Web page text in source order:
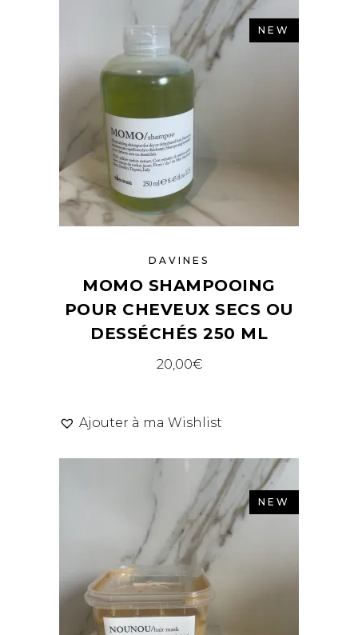
NEW
DAVINES
MOMO SHAMPOOING
POUR CHEVEUX SECS OU
DESSÉCHÉS 250 ML
20,00€
Ajouter à ma Wishlist
NEW